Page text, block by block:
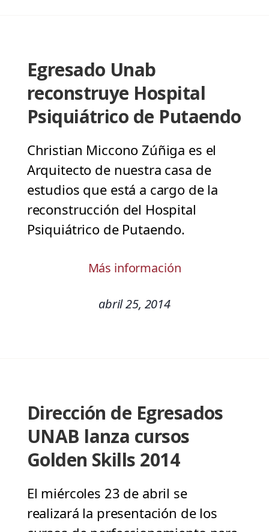
Egresado Unab
reconstruye Hospital
Psiquiátrico de Putaendo
Christian Miccono Zúñiga es el
Arquitecto de nuestra casa de
estudios que está a cargo de la
reconstrucción del Hospital
Psiquiátrico de Putaendo.
Más información
abril 25, 2014
Dirección de Egresados
UNAB lanza cursos
Golden Skills 2014
El miércoles 23 de abril se
realizará la presentación de los